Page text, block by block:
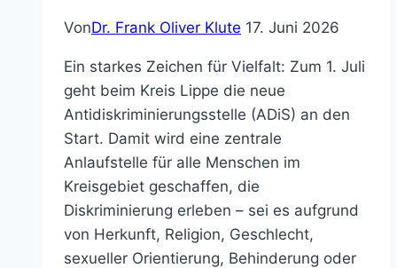
VonDr. Frank Oliver Klute 17. Juni 2026
Ein starkes Zeichen für Vielfalt: Zum 1. Juli
geht beim Kreis Lippe die neue
Antidiskriminierungsstelle (ADiS) an den
Start. Damit wird eine zentrale
Anlaufstelle für alle Menschen im
Kreisgebiet geschaffen, die
Diskriminierung erleben – sei es aufgrund
von Herkunft, Religion, Geschlecht,
sexueller Orientierung, Behinderung oder